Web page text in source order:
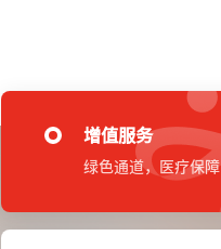
增值服务
绿色通道，医疗保障